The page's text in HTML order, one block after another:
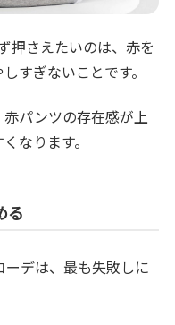
押さえたいのは、赤を
すぎないことです。
パンツの存在感が上
なります。
る
デは、最も失敗しに